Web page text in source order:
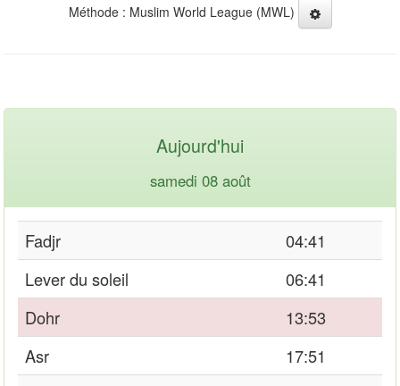
Méthode : Muslim World League (MWL)
Aujourd'hui
samedi 08 août
Fadjr
04:41
Lever du soleil
06:41
Dohr
13:53
Asr
17:51